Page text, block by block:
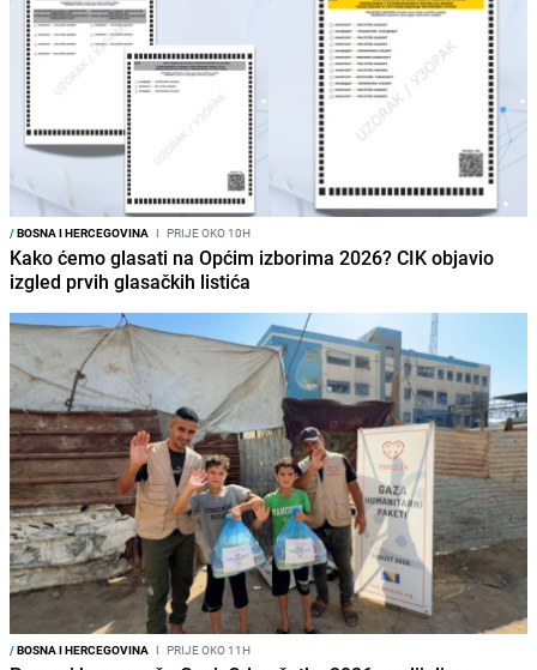
/BOSNA I HERCEGOVINA I PRIJE OKO 10H
Kako ćemo glasati na Općim izborima 2026? CIK objavio
izgled prvih glasačkih listića
/BOSNA I HERCEGOVINA I PRIJE OKO 11H